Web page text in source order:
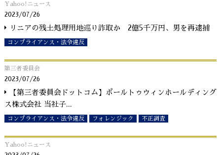
Yahoo!ニュース
2023/07/26
リニアの残土処理用地巡り詐取か 2億5千万円、男を再逮捕
コンプライアンス・法令違反
第三者委員会
2023/07/26
【第三者委員会ドットコム】ポールトゥウィンホールディング
ス株式会社 当社子...
コンプライアンス・法令違反 フォレンジック 不正調査
Yahoo!ニュース